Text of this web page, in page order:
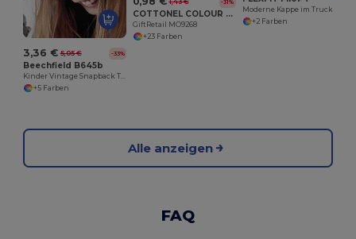
3,36 € 5,05 € -33%
Beechfield B645b
Kinder Vintage Snapback Trucker Cap
+5 Farben
1,43 € -31%
COTTONEL COLOUR + Shopping Bag Cotton 140g/m²
GiftRetail MO9268
+23 Farben
+2 Farben
Alle anzeigen
FAQ